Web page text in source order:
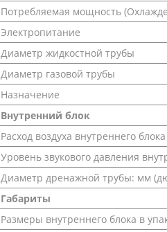
Потребляемая мощность
Электропитание
Диаметр жидкостной трубы
Диаметр газовой трубы
Назначение
Внутренний блок
Расход воздуха внутреннего блока
Уровень звукового давления
Диаметр дренажной трубы: мм
Габариты
Размеры внутреннего блока в